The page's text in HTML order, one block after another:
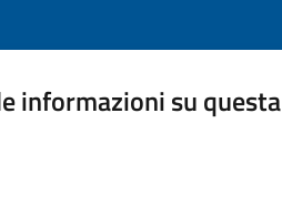
informazioni su questa